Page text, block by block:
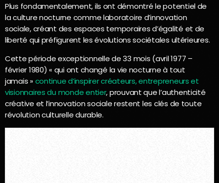
Plus fondamentalement, ils ont démontré le potentiel de
la culture nocturne comme laboratoire d’innovation
sociale, créant des espaces temporaires d’égalité et de
liberté qui préfigurent les évolutions sociétales ultérieures.
Cette période exceptionnelle de 33 mois (avril 1977 –
février 1980) « qui ont changé la vie nocturne à tout
jamais » continue d’inspirer créateurs, entrepreneurs et
visionnaires du monde entier, prouvant que l’authenticité
créative et l’innovation sociale restent les clés de toute
révolution culturelle durable.